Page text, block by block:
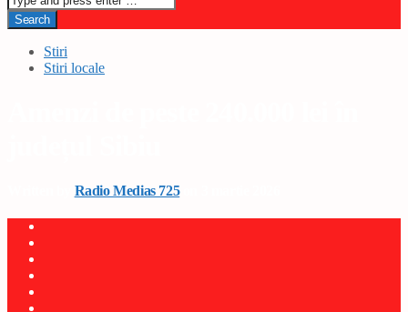
Stiri
Stiri locale
Radio Medias 725on 3 martie 2026